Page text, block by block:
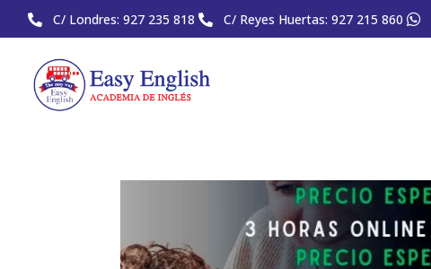
 C/ Londres: 927 235 818  C/ Reyes Huertas: 927 215 860 